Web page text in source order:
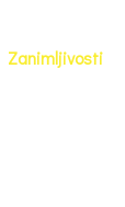
Zanimljivosti